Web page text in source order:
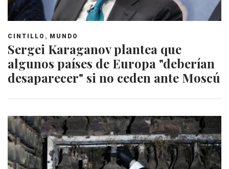
CINTILLO , MUNDO
Sergei Karaganov plantea que
algunos países de Europa "deberían
desaparecer" si no ceden ante Moscú